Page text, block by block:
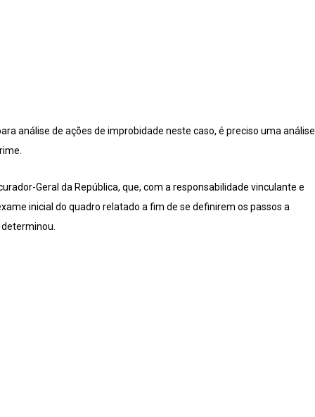
análise de ações de improbidade neste caso, é preciso uma análise
Geral da República, que, com a responsabilidade vinculante e
inicial do quadro relatado a fim de se definirem os passos a